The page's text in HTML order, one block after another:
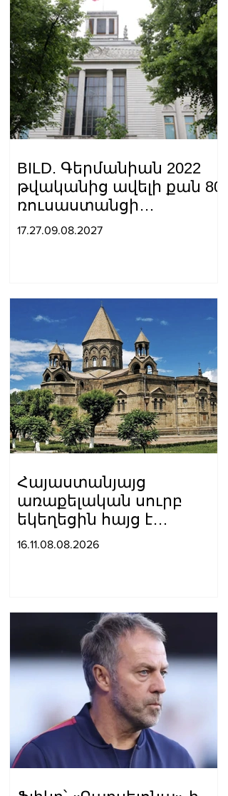
ներկայացնող բոլոր
ոլորտներում. Փաշինյան
BILD. Գերմանիան 2022
թվականից ավելի քան 80
ռուսաստանցի
դիվանագետի է
17.27.09.08.2027
Հայաստանյայց
առաքելական սուրբ
եկեղեցին հայց է
ներկայացրել՝ ընդդեմ
16.11.08.08.2026